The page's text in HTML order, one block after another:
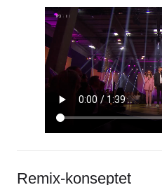
Remix-konseptet